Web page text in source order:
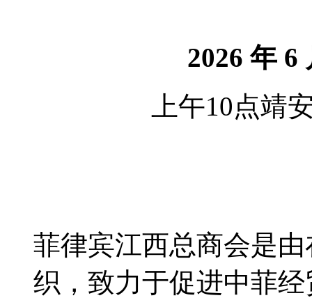
2026 年 6
上午10点靖
菲律宾江西总商会是
织，致力于促进中菲